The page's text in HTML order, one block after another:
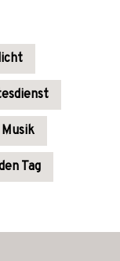
Tag